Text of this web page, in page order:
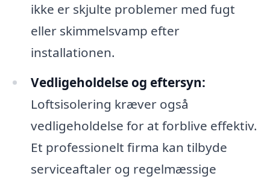
ikke er skjulte problemer med fugt
eller skimmelsvamp efter
installationen.
Vedligeholdelse og eftersyn:
Loftsisolering kræver også
vedligeholdelse for at forblive effektiv.
Et professionelt firma kan tilbyde
serviceaftaler og regelmæssige